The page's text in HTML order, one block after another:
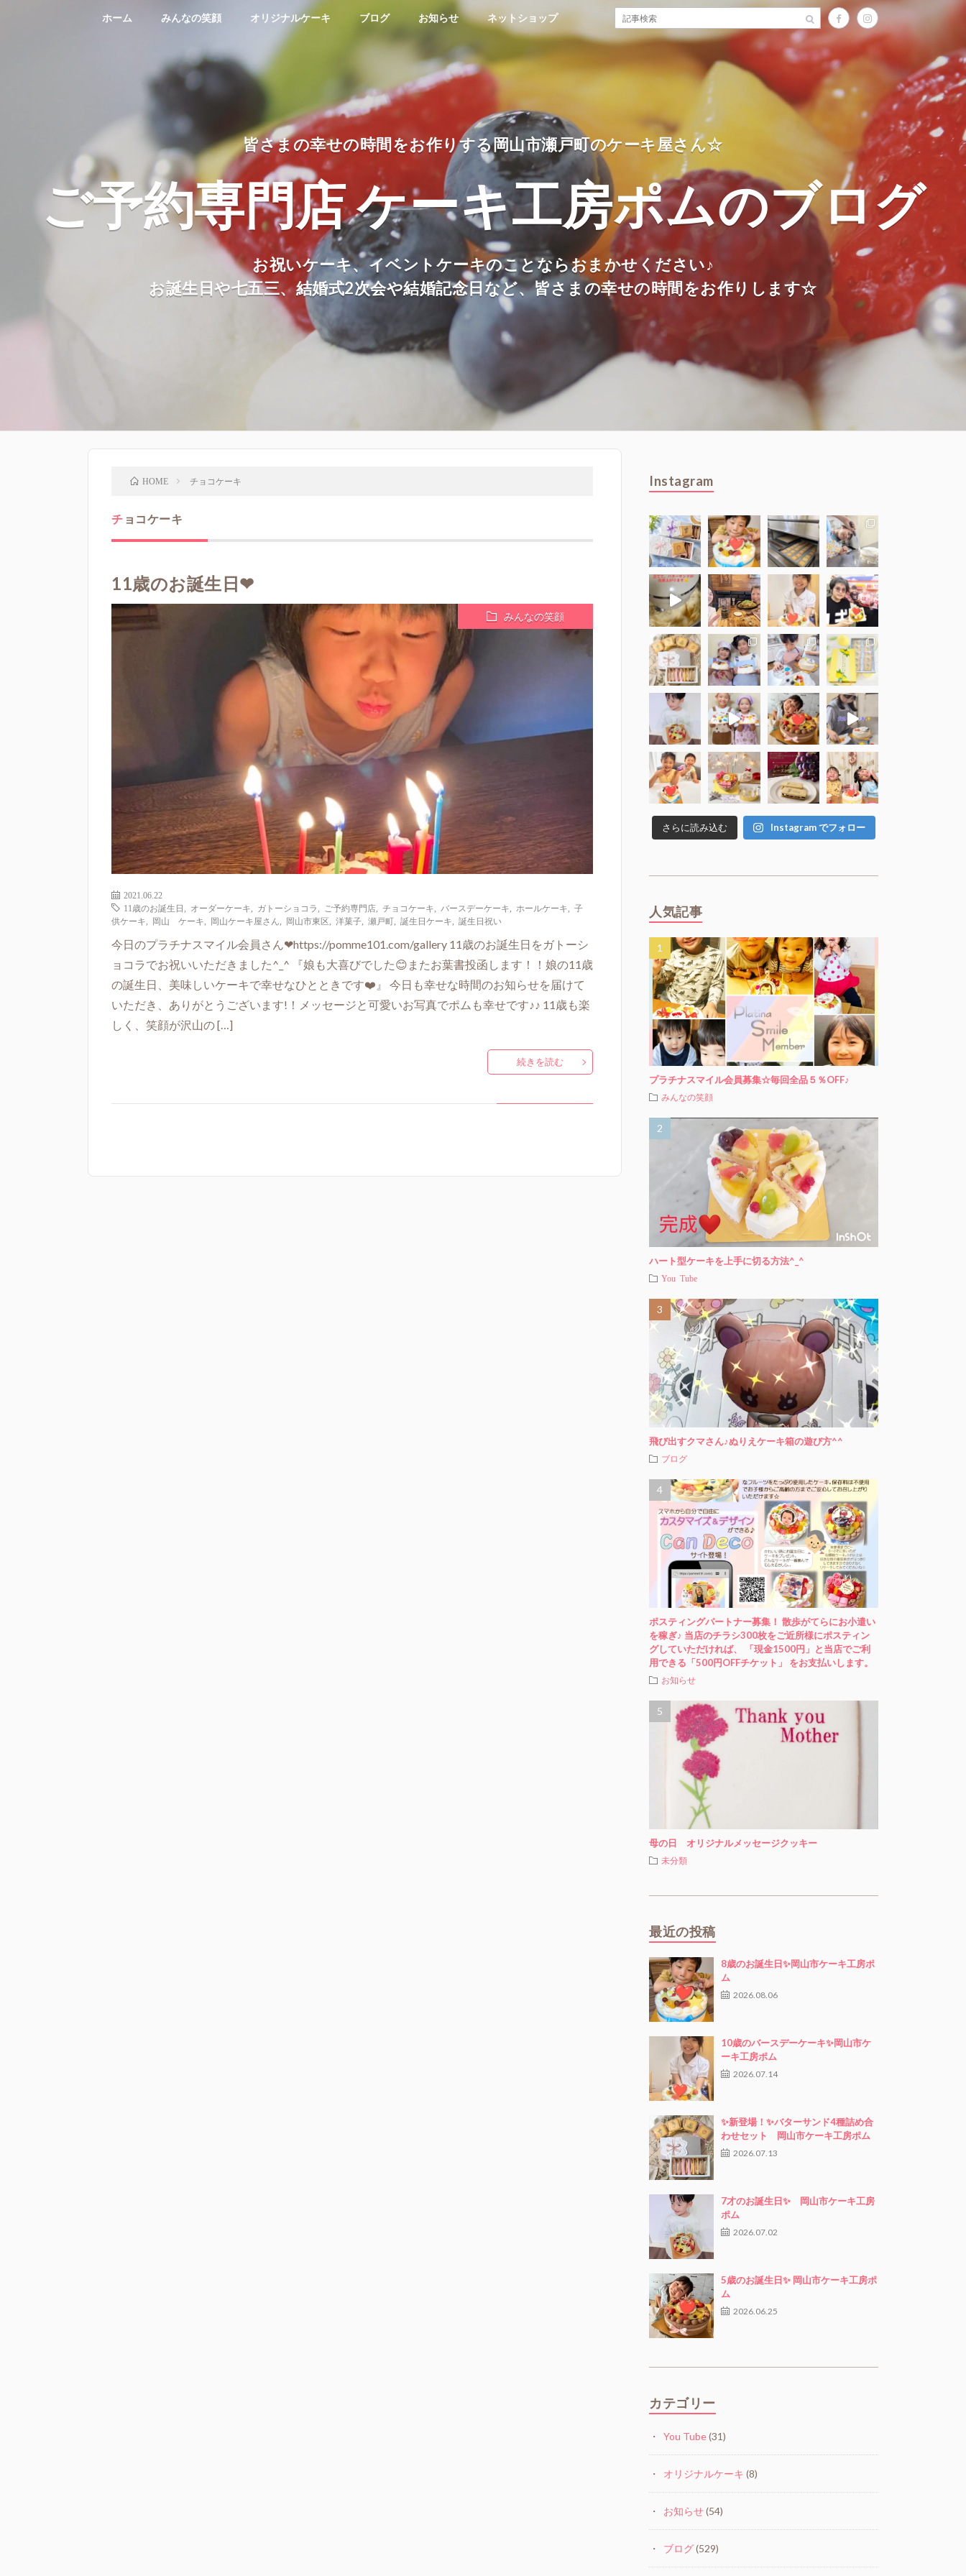
ホーム みんなの笑顔 オリジナルケーキ ブログ お知らせ ネットショップ
皆さまの幸せの時間をお作りする岡山市瀬戸町のケーキ屋さん☆
ご予約専門店 ケーキ工房ポムのブログ
お祝いケーキ、イベントケーキのことならおまかせください♪
お誕生日や七五三、結婚式2次会や結婚記念日など、皆さまの幸せの時間をお作りします☆
HOME チョコケーキ
チョコケーキ
11歳のお誕生日❤
みんなの笑顔
2021.06.22
11歳のお誕生日
オーダーケーキ ガトーショコラ ご予約専門店 チョコケーキ バースデーケーキ ホールケーキ
子
供ケーキ
岡山 ケーキ 岡山ケーキ屋さん 岡山市東区 洋菓子 瀬戸町 誕生日ケーキ 誕生日祝い
今日のプラチナスマイル会員さん❤https://pomme101.com/gallery 11歳のお誕生日をガトーシ
ョコラでお祝いいただきました^_^ 『娘も大喜びでした😊またお葉書投函します！！娘の11歳
の誕生日、美味しいケーキで幸せなひとときです❤️』 今日も幸せな時間のお知らせを届けて
いただき、ありがとうございます!！メッセージと可愛いお写真でポムも幸せです♪♪ 11歳も楽
しく、笑顔が沢山の […]
続きを読む
Instagram
さらに読み込む Instagram でフォロー
人気記事
プラチナスマイル会員募集☆毎回全品５％OFF♪
みんなの笑顔
ハート型ケーキを上手に切る方法^_^
You Tube
飛び出すクマさん♪ぬりえケーキ箱の遊び方^^
ブログ
ポスティングパートナー募集！ 散歩がてらにお小遣い
を稼ぎ♪ 当店のチラシ300枚をご近所様にポスティン
グしていただければ、 「現金1500円」と当店でご利
用できる「500円OFFチケット」 をお支払いします。
お知らせ
母の日 オリジナルメッセージクッキー
未分類
最近の投稿
8歳のお誕生日✨岡山市ケーキ工房ポ
ム
2026.08.06
10歳のバースデーケーキ✨岡山市ケ
ーキ工房ポム
2026.07.14
✨新登場！✨バターサンド4種詰め合
わせセット 岡山市ケーキ工房ポム
2026.07.13
7才のお誕生日✨ 岡山市ケーキ工房
ポム
2026.07.02
5歳のお誕生日✨ 岡山市ケーキ工房ポ
ム
2026.06.25
カテゴリー
You Tube(31)
オリジナルケーキ (8)
お知らせ(54)
ブログ(529)